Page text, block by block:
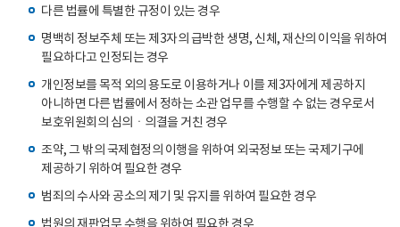
다른 법률에 특별한 규정이 있는 경우
명백히 정보주체 또는 제3자의 급박한 생명, 신체, 재산의 이익을 위하여
필요하다고 인정되는 경우
개인정보를 목적 외의 용도로 이용하거나 이를 제3자에게 제공하지
아니하면 다른 법률에서 정하는 소관 업무를 수행할 수 없는 경우로서
보호위원회의 심의ㆍ의결을 거친 경우
조약, 그 밖의 국제협정의 이행을 위하여 외국정보 또는 국제기구에
제공하기 위하여 필요한 경우
범죄의 수사와 공소의 제기 및 유지를 위하여 필요한 경우